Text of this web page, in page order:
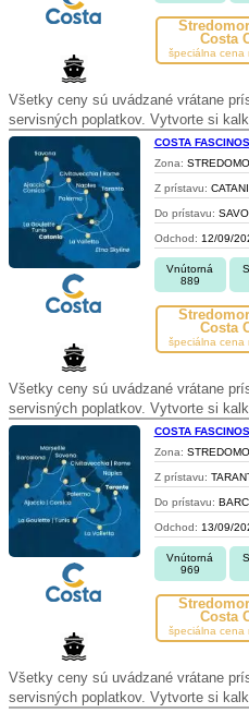
Costa
špeciálna cena
Všetky ceny sú uvádzané vrátane
servisných poplatkov. Vytvorte si
COSTA
Zona:
Z prístavu:
Do prístavu:
Odchod: 12/09/
Vnútorná
889
Costa
špeciálna cena
Všetky ceny sú uvádzané vrátane
servisných poplatkov. Vytvorte si
COSTA
Zona:
Z prístavu:
Do prístavu:
Odchod: 13/09/
Vnútorná
969
Costa
špeciálna cena
Všetky ceny sú uvádzané vrátane
servisných poplatkov. Vytvorte si